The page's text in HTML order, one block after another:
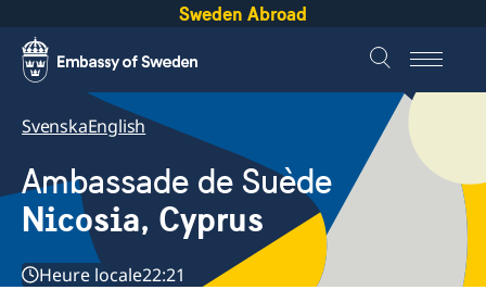
Sweden Abroad
SvenskaEnglish
Ambassade de Suède
Nicosia, Cyprus
Heure locale22:21